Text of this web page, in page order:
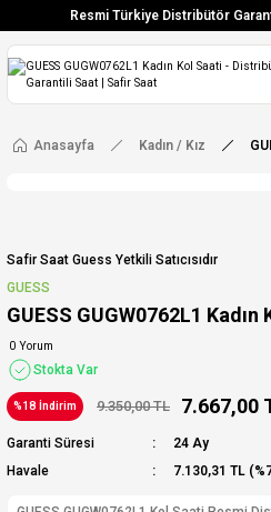
Resmi Türkiye Distribütör
Vade Farksız
Ücretsiz
Anasayfa Kadın / Kız
Safir Saat Guess Yetkili Satıcısıdır
GUESS
GUESS GUGW0762L1 Kadın
0 Yorum
Stokta Var
%18 İndirim 9.350,00 TL 7.667,00
Garanti Süresi
24 Ay
Havale
7.130,31 TL